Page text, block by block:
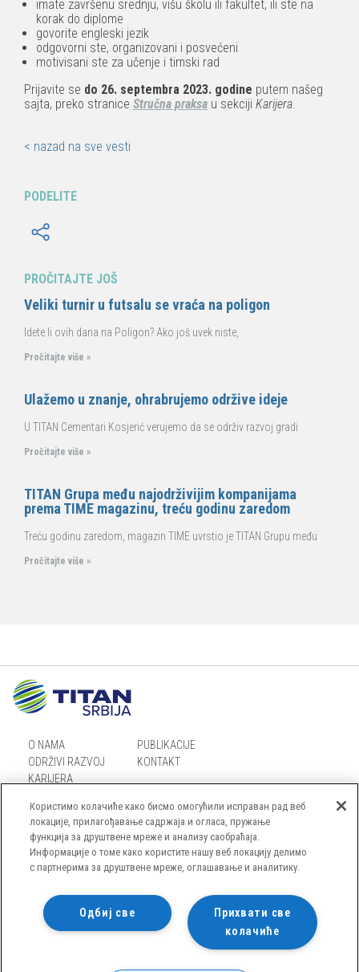
imate završenu srednju, višu školu ili fakultet, ili ste na
korak do diplome
govorite engleski jezik
odgovorni ste, organizovani i posvećeni
motivisani ste za učenje i timski rad
Prijavite se do 26. septembra 2023. godine putem našeg
sajta, preko stranice Stručna praksa u sekciji Karijera.
< nazad na sve vesti
PODELITE
PROČITAJTE JOŠ
Veliki turnir u futsalu se vraća na poligon
Idete li ovih dana na Poligon? Ako još uvek niste,
Pročitajte više »
Ulažemo u znanje, ohrabrujemo održive ideje
U TITAN Cementari Kosjerić verujemo da se održiv razvoj gradi
Pročitajte više »
TITAN Grupa među najodrživijim kompanijama
prema TIME magazinu, treću godinu zaredom
Treću godinu zaredom, magazin TIME uvrstio je TITAN Grupu među
Pročitajte više »
O NAMA
ODRŽIVI RAZVOJ
KARIJERA
PUBLIKACIJE
KONTAKT
MAPA SAJTA
USLOVI KORIŠĆENJA SAJTA
POLITIKA KOLAČIĆA
Користимо колачиће како бисмо омогућили исправан рад веб
локације, прилагођавање садржаја и огласа, пружање
функција за друштвене мреже и анализу саобраћаја.
Информације о томе како користите нашу веб локацију делимо
с партнерима за друштвене мреже, оглашавање и аналитику.
Прихвати све
колачиће
Одбиј све